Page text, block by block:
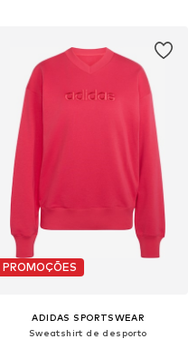
PROMOÇÕES
ADIDAS SPORTSWEAR
Sweatshirt de desporto